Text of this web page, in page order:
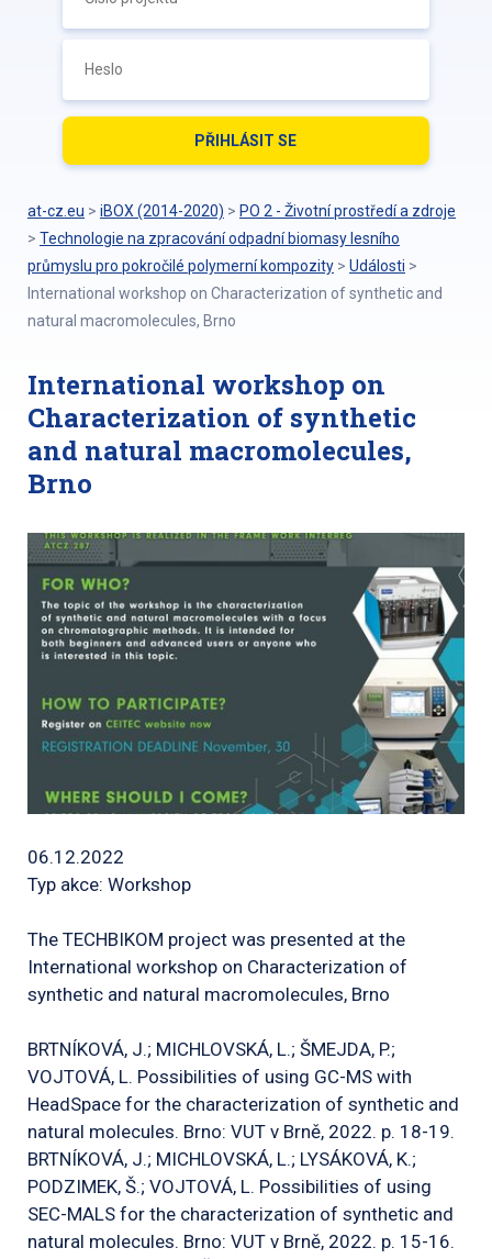
at-cz.eu > iBOX (2014-2020) > PO 2 - Životní prostředí a zdroje
> Technologie na zpracování odpadní biomasy lesního
průmyslu pro pokročilé polymerní kompozity > Události >
International workshop on Characterization of synthetic and
natural macromolecules, Brno
International workshop on
Characterization of synthetic
and natural macromolecules,
Brno
06.12.2022
Typ akce: Workshop
The TECHBIKOM project was presented at the
International workshop on Characterization of
synthetic and natural macromolecules, Brno
BRTNÍKOVÁ, J.; MICHLOVSKÁ, L.; ŠMEJDA, P.;
VOJTOVÁ, L. Possibilities of using GC-MS with
HeadSpace for the characterization of synthetic and
natural molecules. Brno: VUT v Brně, 2022. p. 18-19.
BRTNÍKOVÁ, J.; MICHLOVSKÁ, L.; LYSÁKOVÁ, K.;
PODZIMEK, Š.; VOJTOVÁ, L. Possibilities of using
SEC-MALS for the characterization of synthetic and
natural molecules. Brno: VUT v Brně, 2022. p. 15-16.